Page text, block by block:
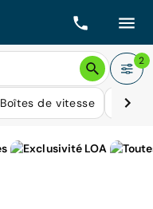
2
Boîtes de vitesse